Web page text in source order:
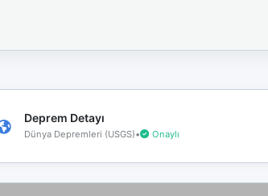
Deprem Detayı
Dünya Depremleri (USGS)• Onaylı
bağlantınız